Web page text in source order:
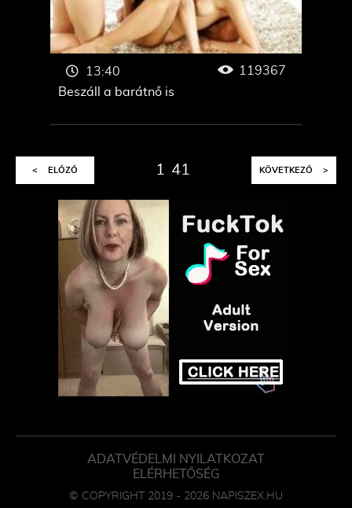
Beszáll a barátnő is
13:40 119367
< ELŐZŐ 1 41 KÖVETKEZŐ >
ADATVÉDELMI NYILATKOZAT
ELÉRHETŐSÉG
© COPYRIGHT 2019 - 2026 NAPISZEX.HU